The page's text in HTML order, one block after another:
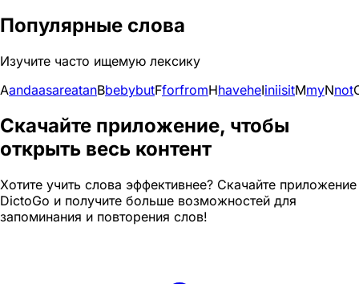
Популярные слова
Изучите часто ищемую лексику
AandaasareatanBbebybutFforfromHhaveheIiniisitMmyNnot
Скачайте приложение, чтобы
открыть весь контент
Хотите учить слова эффективнее? Скачайте приложение
DictoGo и получите больше возможностей для
запоминания и повторения слов!